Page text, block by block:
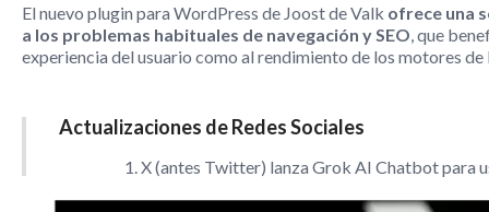
El nuevo plugin para WordPress de Joost de Valk ofrece una
a los problemas habituales de navegación y SEO, que
experiencia del usuario como al rendimiento de los motores de
Actualizaciones de Redes Sociales
1. X (antes Twitter) lanza Grok AI Chatbot para